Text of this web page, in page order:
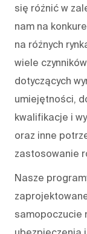
się różnić w
nam na
na różnych
wiele
dotyczących
umiejętności,
kwalifikacje i
oraz inne
zastosowanie
Nasze
samopoczucie